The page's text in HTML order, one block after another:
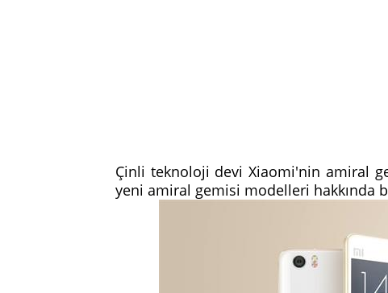
Çinli teknoloji devi Xiaomi'nin amiral
yeni amiral gemisi modelleri hakkında